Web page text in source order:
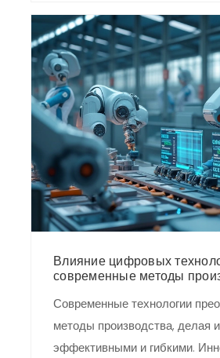
Влияние цифровых
современные методы
Современные технологии
методы производства, делая
эффективными и гибкими.